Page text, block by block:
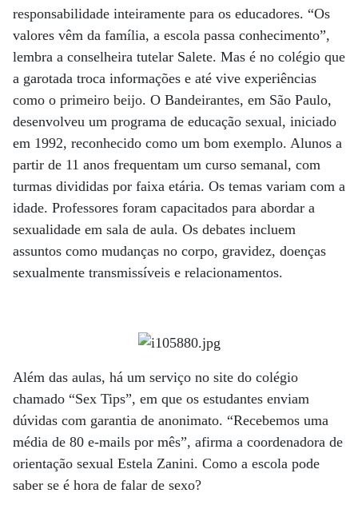
responsabilidade inteiramente para os educadores. “Os
valores vêm da família, a escola passa conhecimento”,
lembra a conselheira tutelar Salete. Mas é no colégio que
a garotada troca informações e até vive experiências
como o primeiro beijo. O Bandeirantes, em São Paulo,
desenvolveu um programa de educação sexual, iniciado
em 1992, reconhecido como um bom exemplo. Alunos a
partir de 11 anos frequentam um curso semanal, com
turmas divididas por faixa etária. Os temas variam com a
idade. Professores foram capacitados para abordar a
sexualidade em sala de aula. Os debates incluem
assuntos como mudanças no corpo, gravidez, doenças
sexualmente transmissíveis e relacionamentos.
Além das aulas, há um serviço no site do colégio
chamado “Sex Tips”, em que os estudantes enviam
dúvidas com garantia de anonimato. “Recebemos uma
média de 80 e-mails por mês”, afirma a coordenadora de
orientação sexual Estela Zanini. Como a escola pode
saber se é hora de falar de sexo?